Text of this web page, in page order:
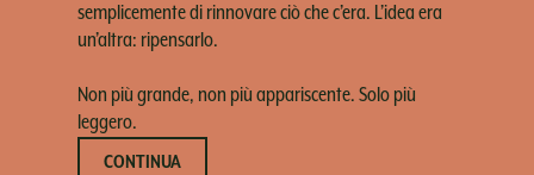
semplicemente di rinnovare ciò che c’era. L’idea era
un’altra: ripensarlo.
Non più grande, non più appariscente. Solo più
leggero.
CONTINUA